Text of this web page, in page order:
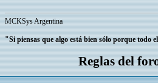
MCKSys Argentina
"Si piensas que algo está bien sólo porque todo
Reglas del